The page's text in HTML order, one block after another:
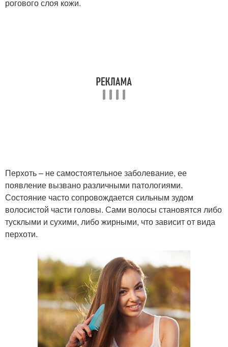
рогового слоя кожи.
Перхоть – не самостоятельное заболевание, ее
появление вызвано различными патологиями.
Состояние часто сопровождается сильным зудом
волосистой части головы. Сами волосы становятся либо
тусклыми и сухими, либо жирными, что зависит от вида
перхоти.